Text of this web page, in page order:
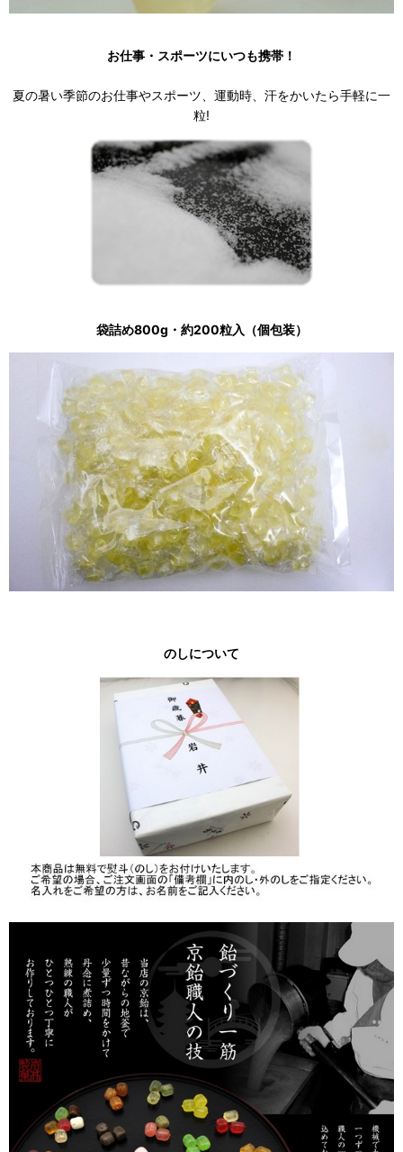
お仕事・スポーツにいつも携帯！
夏の暑い季節のお仕事やスポーツ、運動時、汗をかいたら手軽に一
粒!
袋詰め800g・約200粒入（個包装）
のしについて